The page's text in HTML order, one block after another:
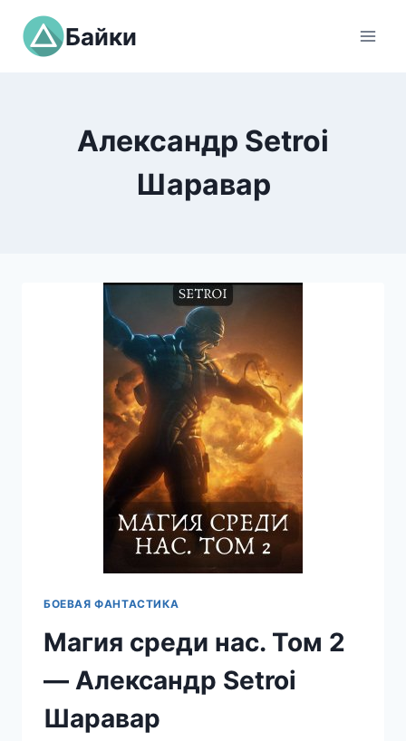
Перейти
содержимому
Байки
Александр Setroi
Шаравар
БОЕВАЯ ФАНТАСТИКА
Магия среди нас. Том 2
— Александр Setroi
Шаравар